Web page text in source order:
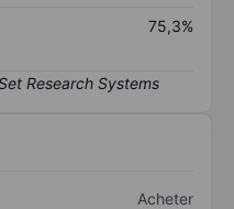
75,3%
Acheter